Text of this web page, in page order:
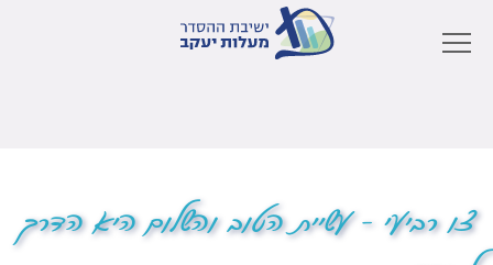
צו רביעי – עשיית הטוב והשלום היא הדרך